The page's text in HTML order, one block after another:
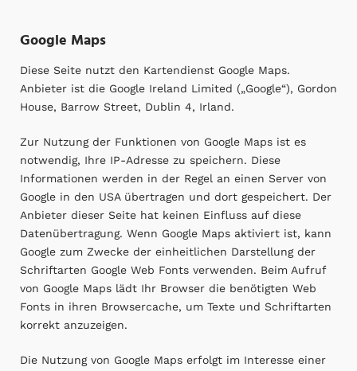
Google Maps
Diese Seite nutzt den Kartendienst Google Maps.
Anbieter ist die Google Ireland Limited („Google“), Gordon
House, Barrow Street, Dublin 4, Irland.
Zur Nutzung der Funktionen von Google Maps ist es
notwendig, Ihre IP-Adresse zu speichern. Diese
Informationen werden in der Regel an einen Server von
Google in den USA übertragen und dort gespeichert. Der
Anbieter dieser Seite hat keinen Einfluss auf diese
Datenübertragung. Wenn Google Maps aktiviert ist, kann
Google zum Zwecke der einheitlichen Darstellung der
Schriftarten Google Web Fonts verwenden. Beim Aufruf
von Google Maps lädt Ihr Browser die benötigten Web
Fonts in ihren Browsercache, um Texte und Schriftarten
korrekt anzuzeigen.
Die Nutzung von Google Maps erfolgt im Interesse einer